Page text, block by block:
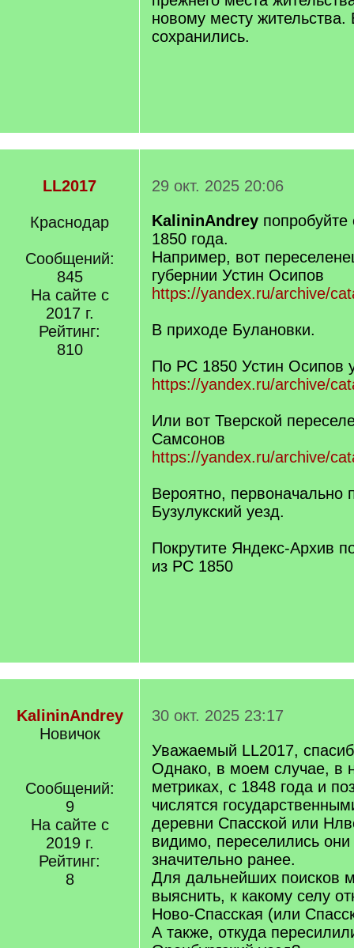
новому месту жительства.
сохранились.
LL2017
Краснодар
Сообщений:
845
На сайте с
2017 г.
Рейтинг:
810
29 окт. 2025 20:06
KalininAndrey
1850 года.
Например, вот
губернии Устин Осипов
https://yandex.ru/archive/
В приходе Булановки.
По РС 1850 Устин Осипов
https://yandex.ru/archive/
Или вот Тверской
Самсонов
https://yandex.ru/archive/
Вероятно, первоначально
Бузулукский уезд.
Покрутите Яндекс-Архив
из РС 1850
KalininAndrey
Новичок
Сообщений:
9
На сайте с
2019 г.
Рейтинг:
8
30 окт. 2025 23:17
Уважаемый LL2017,
Однако, в моем случае, в
метриках, с 1848 года и
числятся
деревни Спасской или
видимо, переселились
значительно ранее.
Для дальнейших поисков
выяснить, к какому селу
Ново-Спасская (или
А также, откуда